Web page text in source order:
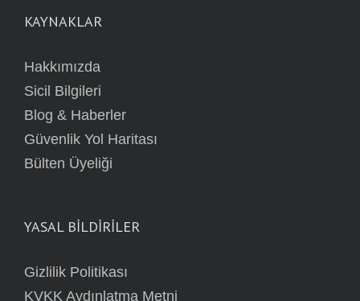
KAYNAKLAR
Hakkımızda
Sicil Bilgileri
Blog & Haberler
Güvenlik Yol Haritası
Bülten Üyeliği
YASAL BİLDİRİLER
Gizlilik Politikası
KVKK Aydınlatma Metni